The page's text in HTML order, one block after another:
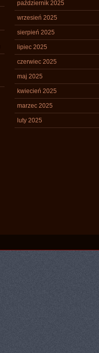
październik 2025
wrzesień 2025
sierpień 2025
lipiec 2025
czerwiec 2025
maj 2025
kwiecień 2025
marzec 2025
luty 2025